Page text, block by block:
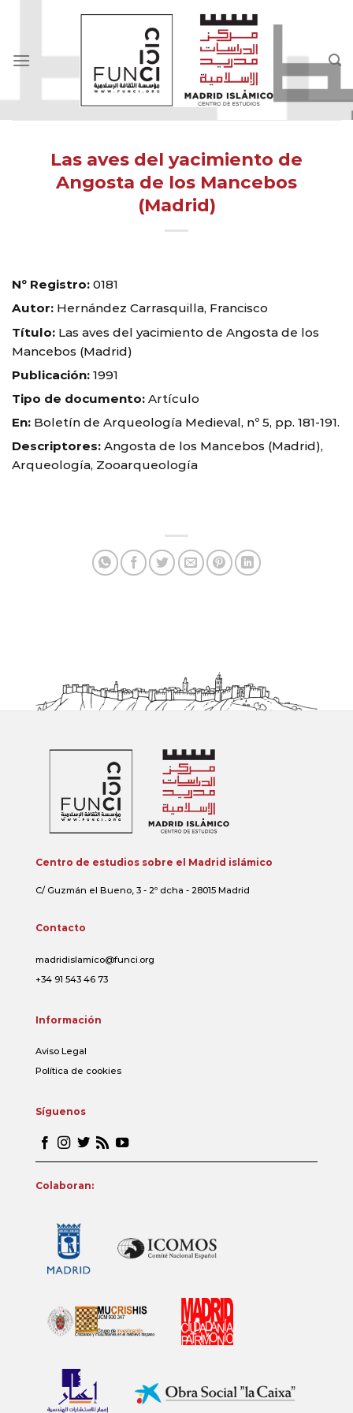
Las aves del yacimiento de
Angosta de los Mancebos
(Madrid)
Nº Registro: 0181
Autor: Hernández Carrasquilla, Francisco
Título: Las aves del yacimiento de Angosta de los
Mancebos (Madrid)
Publicación: 1991
Tipo de documento: Artículo
En: Boletín de Arqueología Medieval, nº 5, pp. 181-191.
Descriptores: Angosta de los Mancebos (Madrid),
Arqueología, Zooarqueología
Centro de estudios sobre el Madrid islámico
C/ Guzmán el Bueno, 3 - 2º dcha - 28015 Madrid
Contacto
madridislamico@funci.org
+34 91 543 46 73
Información
Aviso Legal
Política de cookies
Síguenos
Colaboran: